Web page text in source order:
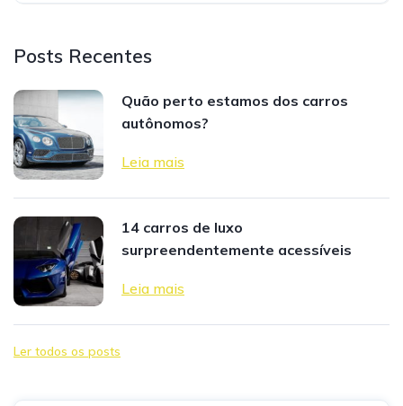
Posts Recentes
Quão perto estamos dos carros
autônomos?
Leia mais
14 carros de luxo
surpreendentemente acessíveis
Leia mais
Ler todos os posts